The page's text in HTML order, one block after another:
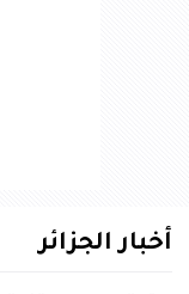
أخبار الجزائر